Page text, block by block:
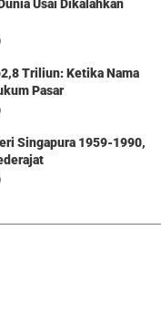
Usai Dikalahkan
Triliun: Ketika Nama
Pasar